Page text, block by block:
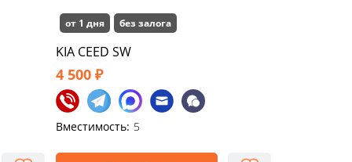
от 1 дня без залога
KIA CEED SW
4 500 ₽
Вместимость: 5